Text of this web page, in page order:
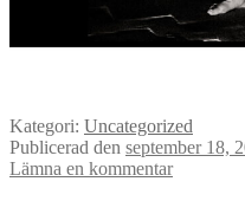
Kategori: Uncategorized
Publicerad den september 18,
Lämna en kommentar